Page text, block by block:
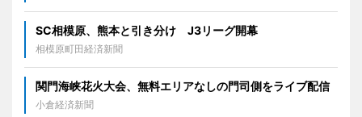
SC相模原、熊本と引き分け J3リーグ開幕
相模原町田経済新聞
関門海峡花火大会、無料エリアなしの門司側をライブ配信
小倉経済新聞